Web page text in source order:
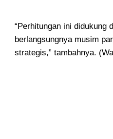
“Perhitungan ini didukung
berlangsungnya musim
strategis,” tambahnya.